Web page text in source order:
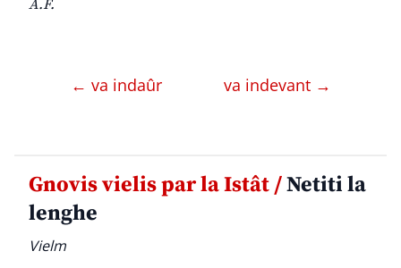
A.F.
← va indaûr va indevant →
Gnovis vielis par la Istât /Netiti la
lenghe
Vielm